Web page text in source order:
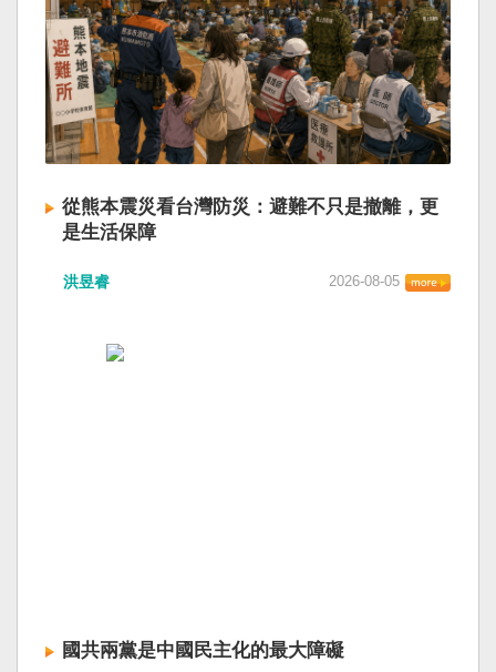
從熊本震災看台灣防災：避難不只是撤離，更
是生活保障
洪昱睿 2026-08-05
國共兩黨是中國民主化的最大障礙